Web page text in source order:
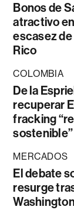
Bonos de
atractivo
escasez
Rico
COLOMBIA
De la
recuperar
fracking
sostenible”
MERCADOS
El debate
resurge